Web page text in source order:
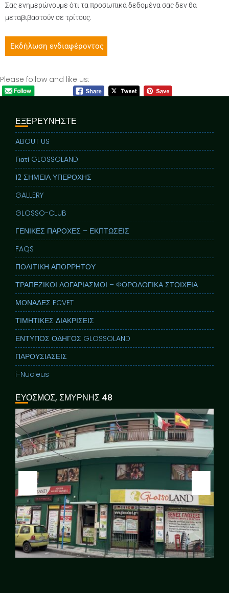
Σας ενημερώνουμε ότι τα προσωπικά δεδομένα σας δεν θα
μεταβιβαστούν σε τρίτους.
Please follow and like us:
ΕΞΕΡΕΥΝΗΣΤΕ
ABOUT US
Γιατί GLOSSOLAND
12 ΣΗΜΕΙΑ ΥΠΕΡΟΧΗΣ
GALLERY
GLOSSO-CLUB
ΓΕΝΙΚΕΣ ΠΑΡΟΧΕΣ – ΕΚΠΤΩΣΕΙΣ
FAQS
ΠΟΛΙΤΙΚΗ ΑΠΟΡΡΗΤΟΥ
ΤΡΑΠΕΖΙΚΟΙ ΛΟΓΑΡΙΑΣΜΟΙ – ΦΟΡΟΛΟΓΙΚΑ ΣΤΟΙΧΕΙΑ
ΜΟΝΑΔΕΣ ECVET
ΤΙΜΗΤΙΚΕΣ ΔΙΑΚΡΙΣΕΙΣ
ΕΝΤΥΠΟΣ ΟΔΗΓΟΣ GLOSSOLAND
ΠΑΡΟΥΣΙΑΣΕΙΣ
i-Nucleus
ΕΥΟΣΜΟΣ, ΣΜΥΡΝΗΣ 48